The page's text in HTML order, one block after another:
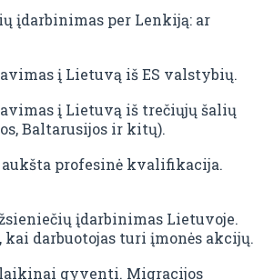
įdarbinimas per Lenkiją: ar
į Lietuvą iš ES valstybių.
į Lietuvą iš trečiųjų šalių
Baltarusijos ir kitų).
aukšta profesinė kvalifikacija.
įdarbinimas Lietuvoje.
kai darbuotojas turi įmonės akcijų.
gyventi. Migracijos